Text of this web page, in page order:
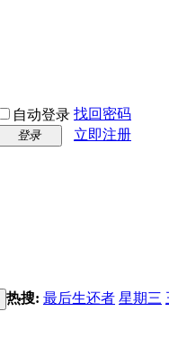
自动登录 找回密码
登录
立即注册
热搜: 最后生还者 星期三